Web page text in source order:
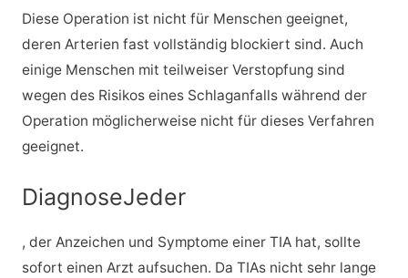
Diese Operation ist nicht für Menschen geeignet,
deren Arterien fast vollständig blockiert sind. Auch
einige Menschen mit teilweiser Verstopfung sind
wegen des Risikos eines Schlaganfalls während der
Operation möglicherweise nicht für dieses Verfahren
geeignet.
DiagnoseJeder
, der Anzeichen und Symptome einer TIA hat, sollte
sofort einen Arzt aufsuchen. Da TIAs nicht sehr lange